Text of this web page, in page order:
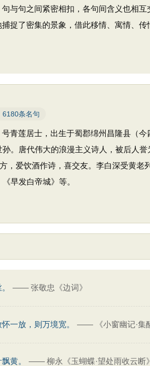
句之间紧密相扣，各句间含义也相互
捉了密集的景象，借此移情、寓情、
6180条名句
青莲居士，出生于蜀郡绵州昌隆县（
。唐代伟大的浪漫主义诗人，被后人
，爱饮酒作诗，喜交友。李白深受黄
早发白帝城》等。
—— 张敬忠《边词》
一放，则万境宽。 —— 《小窗幽记·集
黄。 —— 柳永《玉蝴蝶·望处雨收云断》